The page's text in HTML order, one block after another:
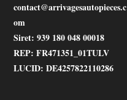
contact@arrivagesautopieces.c
om
Siret: 939 180 048 00018
REP: FR471351_01TULV
LUCID: DE4257822110286